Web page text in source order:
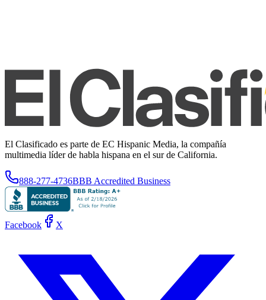
El Clasificado es parte de EC Hispanic Media, la compañía
multimedia líder de habla hispana en el sur de California.
888-277-4736BBB Accredited Business
Facebook X